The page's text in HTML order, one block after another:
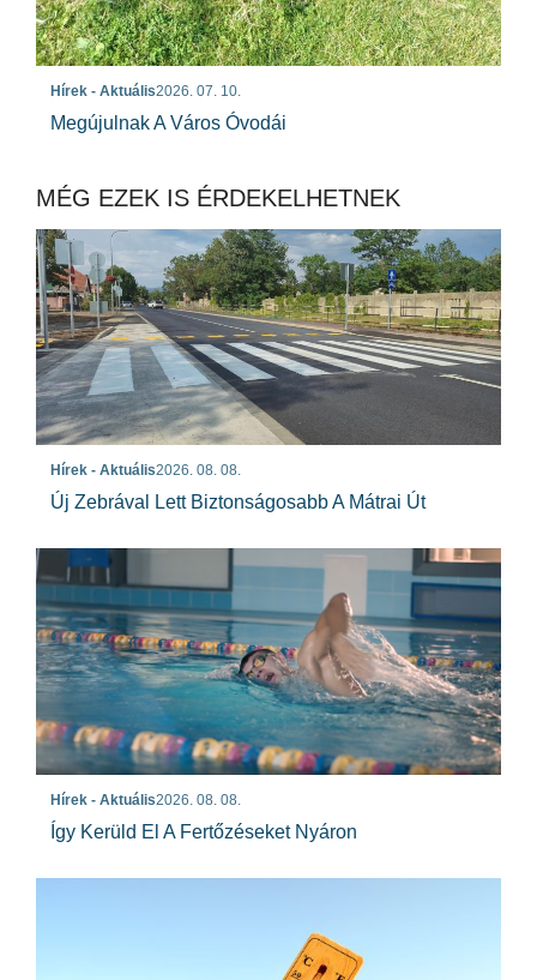
Hírek - Aktuális2026. 07. 10.
Megújulnak A Város Óvodái
MÉG EZEK IS ÉRDEKELHETNEK
Hírek - Aktuális2026. 08. 08.
Új Zebrával Lett Biztonságosabb A Mátrai Út
Hírek - Aktuális2026. 08. 08.
Így Kerüld El A Fertőzéseket Nyáron